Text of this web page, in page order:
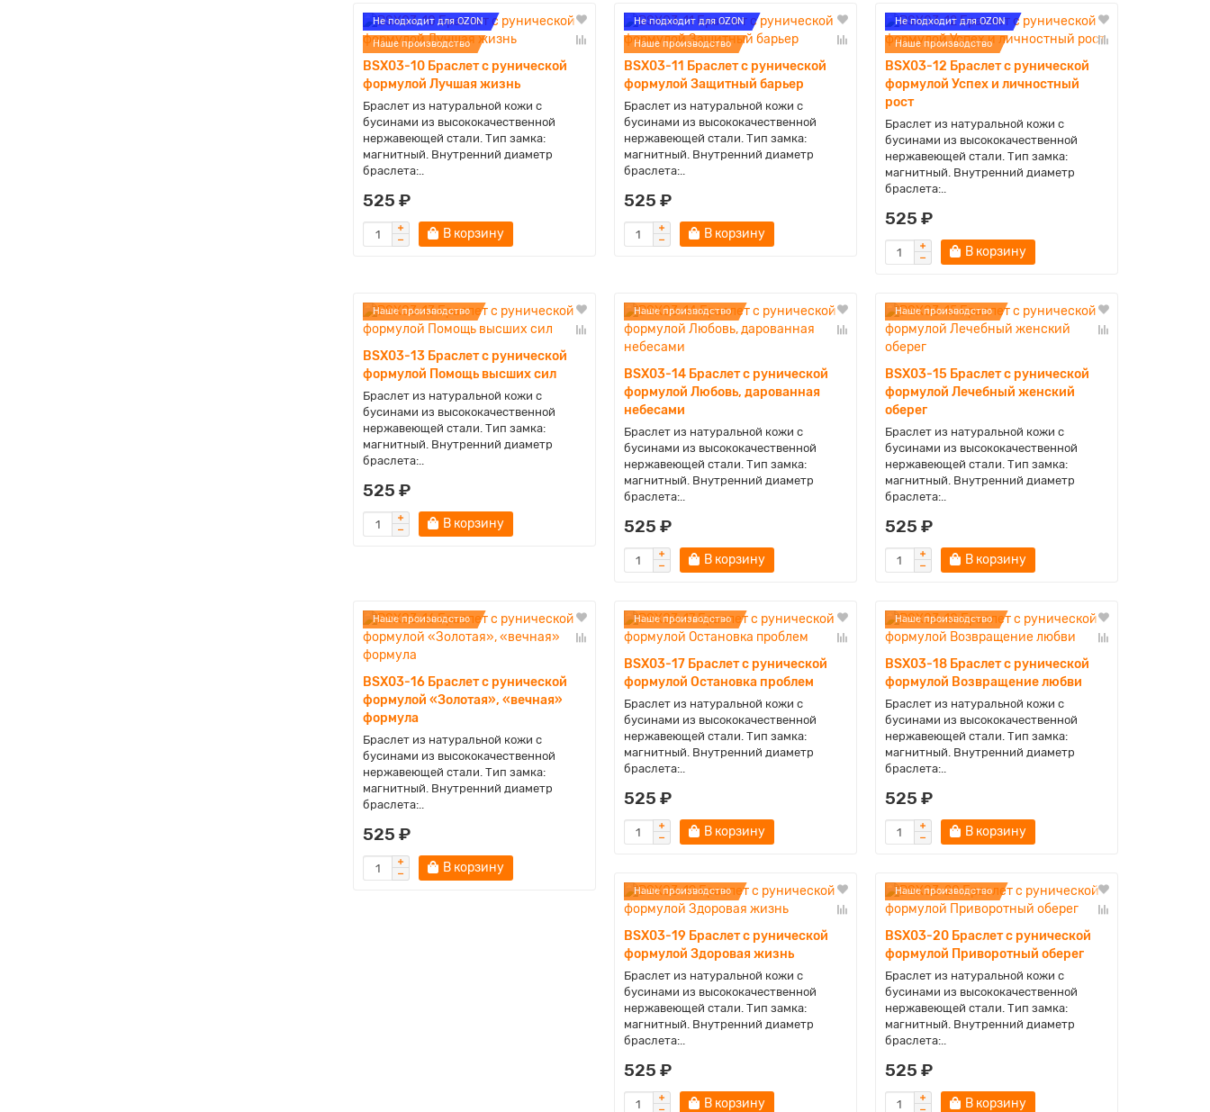
Не подходит для OZON
Наше производство
BSX03-10 Браслет с рунической
формулой Лучшая жизнь
Браслет из натуральной кожи с
бусинами из высококачественной
нержавеющей стали. Тип замка:
магнитный. Внутренний диаметр
браслета:..
525 ₽
В корзину
Не подходит для OZON
Наше производство
BSX03-11 Браслет с рунической
формулой Защитный барьер
Браслет из натуральной кожи с
бусинами из высококачественной
нержавеющей стали. Тип замка:
магнитный. Внутренний диаметр
браслета:..
525 ₽
В корзину
Не подходит для OZON
Наше производство
BSX03-12 Браслет с рунической
формулой Успех и личностный
рост
Браслет из натуральной кожи с
бусинами из высококачественной
нержавеющей стали. Тип замка:
магнитный. Внутренний диаметр
браслета:..
525 ₽
В корзину
Наше производство
BSX03-13 Браслет с рунической
формулой Помощь высших сил
Браслет из натуральной кожи с
бусинами из высококачественной
нержавеющей стали. Тип замка:
магнитный. Внутренний диаметр
браслета:..
525 ₽
В корзину
Наше производство
BSX03-14 Браслет с рунической
формулой Любовь, дарованная
небесами
Браслет из натуральной кожи с
бусинами из высококачественной
нержавеющей стали. Тип замка:
магнитный. Внутренний диаметр
браслета:..
525 ₽
В корзину
Наше производство
BSX03-15 Браслет с рунической
формулой Лечебный женский
оберег
Браслет из натуральной кожи с
бусинами из высококачественной
нержавеющей стали. Тип замка:
магнитный. Внутренний диаметр
браслета:..
525 ₽
В корзину
Наше производство
BSX03-16 Браслет с рунической
формулой «Золотая», «вечная»
формула
Браслет из натуральной кожи с
бусинами из высококачественной
нержавеющей стали. Тип замка:
магнитный. Внутренний диаметр
браслета:..
525 ₽
В корзину
Наше производство
BSX03-17 Браслет с рунической
формулой Остановка проблем
Браслет из натуральной кожи с
бусинами из высококачественной
нержавеющей стали. Тип замка:
магнитный. Внутренний диаметр
браслета:..
525 ₽
В корзину
Наше производство
BSX03-18 Браслет с рунической
формулой Возвращение любви
Браслет из натуральной кожи с
бусинами из высококачественной
нержавеющей стали. Тип замка:
магнитный. Внутренний диаметр
браслета:..
525 ₽
В корзину
Наше производство
BSX03-19 Браслет с рунической
формулой Здоровая жизнь
Браслет из натуральной кожи с
бусинами из высококачественной
нержавеющей стали. Тип замка:
магнитный. Внутренний диаметр
браслета:..
525 ₽
В корзину
Наше производство
BSX03-20 Браслет с рунической
формулой Приворотный оберег
Браслет из натуральной кожи с
бусинами из высококачественной
нержавеющей стали. Тип замка:
магнитный. Внутренний диаметр
браслета:..
525 ₽
В корзину